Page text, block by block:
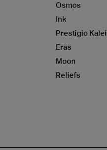
Osmos
Ink
Prestigio
Eras
Moon
Reliefs